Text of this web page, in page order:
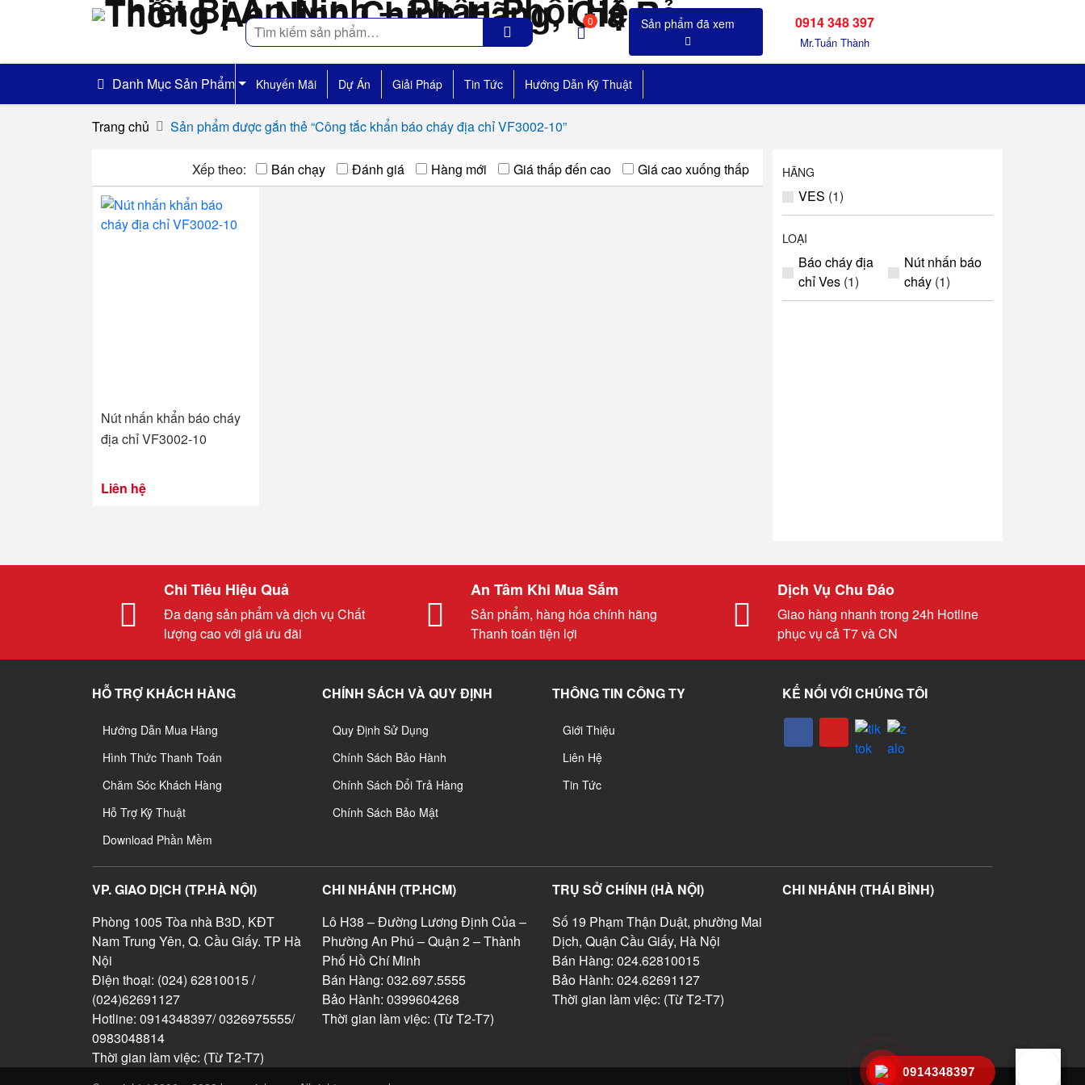
Tìm
kiếm
0 0914 348 397
Mr.Tuấn Thành
Danh Mục Sản Phẩm Khuyến Mãi Dự Án Giải Pháp Tin Tức Hướng Dẫn Kỹ Thuật
Trang chủ Sản phẩm được gắn thẻ “Công tắc khẩn báo cháy địa chỉ VF3002-10”
Xếp theo: Bán chạy Đánh giá Hàng mới Giá thấp đến cao Giá cao xuống thấp
Nút nhấn khẩn báo cháy
địa chỉ VF3002-10
Liên hệ
HÃNG
VES (1)
LOẠI
Báo cháy địa
chỉ Ves (1)
Nút nhấn báo
cháy (1)
Chi Tiêu Hiệu Quả
Đa dạng sản phẩm và dịch vụ Chất
lượng cao với giá ưu đãi
An Tâm Khi Mua Sắm
Sản phẩm, hàng hóa chính hãng
Thanh toán tiện lợi
Dịch Vụ Chu Đáo
Giao hàng nhanh trong 24h Hotline
phục vụ cả T7 và CN
HỖ TRỢ KHÁCH HÀNG
Hướng Dẫn Mua Hàng
Hình Thức Thanh Toán
Chăm Sóc Khách Hàng
Hỗ Trợ Kỹ Thuật
Download Phần Mềm
CHÍNH SÁCH VÀ QUY ĐỊNH
Quy Định Sử Dụng
Chính Sách Bảo Hành
Chính Sách Đổi Trả Hàng
Chính Sách Bảo Mật
THÔNG TIN CÔNG TY
Giới Thiệu
Liên Hệ
Tin Tức
KẾ NỐI VỚI CHÚNG TÔI
VP. GIAO DỊCH (TP.HÀ NỘI)
Phòng 1005 Tòa nhà B3D, KĐT
Nam Trung Yên, Q. Cầu Giấy. TP Hà
Nội
Điện thoại: (024) 62810015 /
(024)62691127
Hotline: 0914348397/ 0326975555/
0983048814
Thời gian làm việc: (Từ T2-T7)
CHI NHÁNH (TP.HCM)
Lô H38 – Đường Lương Định Của –
Phường An Phú – Quận 2 – Thành
Phố Hồ Chí Minh
Bán Hàng: 032.697.5555
Bảo Hành: 0399604268
Thời gian làm việc: (Từ T2-T7)
TRỤ SỞ CHÍNH (HÀ NỘI)
Số 19 Phạm Thận Duật, phường Mai
Dịch, Quận Cầu Giấy, Hà Nội
Bán Hàng: 024.62810015
Bảo Hành: 024.62691127
Thời gian làm việc: (Từ T2-T7)
CHI NHÁNH (THÁI BÌNH)
0914348397